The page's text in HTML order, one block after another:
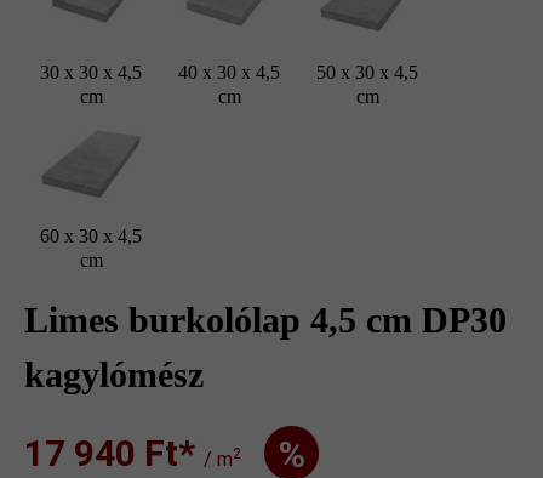
30 x 30 x 4,5
cm
40 x 30 x 4,5
cm
50 x 30 x 4,5
cm
60 x 30 x 4,5
cm
Limes burkolólap 4,5 cm DP30
kagylómész
17 940 Ft‎‎‎* / m2 %